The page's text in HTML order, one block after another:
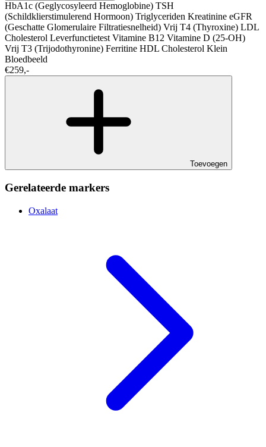
HbA1c (Geglycosyleerd Hemoglobine) TSH
(Schildklierstimulerend Hormoon) Triglyceriden Kreatinine eGFR
(Geschatte Glomerulaire Filtratiesnelheid) Vrij T4 (Thyroxine) LDL
Cholesterol LeverfunctietestVitamine B12 Vitamine D (25-OH)
Vrij T3 (Trijodothyronine) Ferritine HDL Cholesterol Klein
Bloedbeeld
€259,-
Toevoegen
Gerelateerde markers
Oxalaat